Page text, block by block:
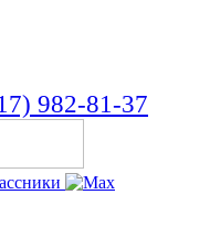
982-81-37